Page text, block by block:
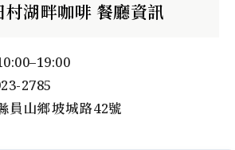
湖畔咖啡 餐廳資訊
2785
員山鄉坡城路42號